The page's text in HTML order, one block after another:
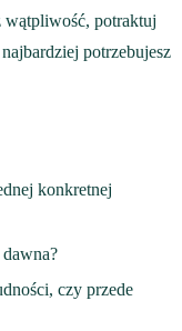
wątpliwość, potraktuj
potrzebujesz
konkretnej
czy przede